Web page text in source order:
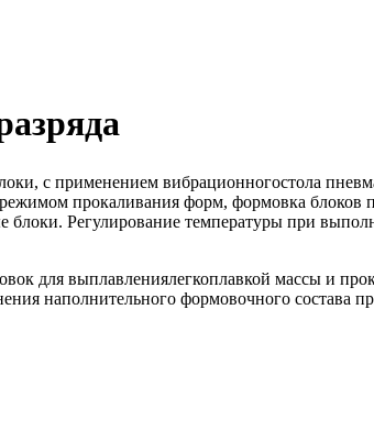
с применением вибрационногостола
прокаливания форм, формовка
блоки. Регулирование температуры при
для выплавлениялегкоплавкой массы и
наполнительного формовочного состава